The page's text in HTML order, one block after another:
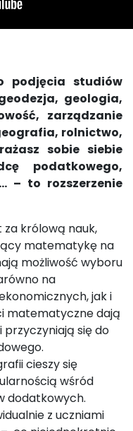
podjęcia studiów
geologia,
zarządzanie
rolnictwo,
sobie siebie
podatkowego,
– to rozszerzenie
królową nauk,
matematykę na
możliwość wyboru
na
jak i
matematyczne dają
się do
cieszy się
wśród
dodatkowych.
z uczniami